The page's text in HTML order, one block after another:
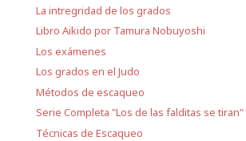
La intregridad de los grados
Libro Aikido por Tamura Nobuyoshi
Los exámenes
Los grados en el Judo
Métodos de escaqueo
Serie Completa "Los de las falditas se tiran"
Técnicas de Escaqueo